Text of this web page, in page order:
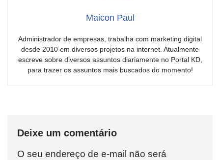
Maicon Paul
Administrador de empresas, trabalha com marketing digital
desde 2010 em diversos projetos na internet. Atualmente
escreve sobre diversos assuntos diariamente no Portal KD,
para trazer os assuntos mais buscados do momento!
Deixe um comentário
O seu endereço de e-mail não será